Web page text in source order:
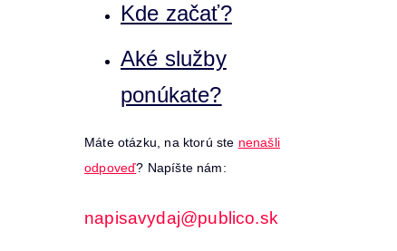
Kde začať?
Aké služby
ponúkate?
Máte otázku, na ktorú ste nenašli
odpoveď? Napíšte nám:
napisavydaj@publico.sk